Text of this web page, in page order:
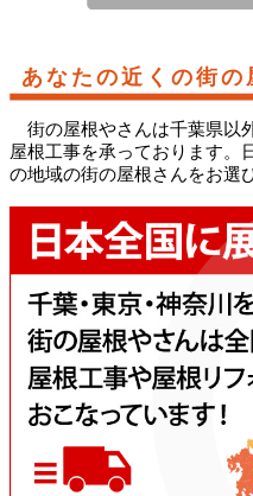
あなたの近くの街の
街の屋根やさんは千葉県以
屋根工事を承っております。
の地域の街の屋根さんをお選